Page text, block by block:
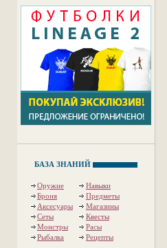
БАЗА ЗНАНИЙ
Оружие
Навыки
Броня
Предметы
Аксесуары
Магазины
Сеты
Квесты
Монстры
Расы
Рыбалка
Рецепты